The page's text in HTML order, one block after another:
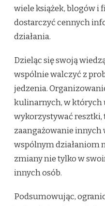
wiele książek, blogów i
dostarczyć cennych
działania.
Dzieląc się swoją
wspólnie walczyć z
jedzenia.
kulinarnych, w których
wykorzystywać resztki,
zaangażowanie innych
wspólnym działaniom
zmiany nie tylko w
innych osób.
Podsumowując,